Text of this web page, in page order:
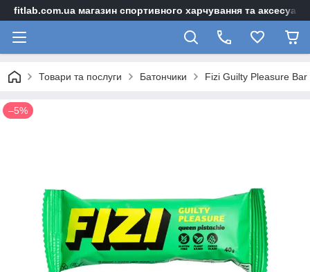
fitlab.com.ua магазин спортивного харчування та
Товари та послуги Батончики Fizi Guilty Pleasure Bar
–5%